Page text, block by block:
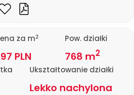
za m2
PLN
Pow. działki
768 m2
Ukształtowanie działki
Lekko nachylona